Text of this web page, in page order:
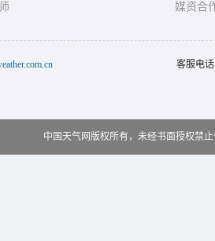
媒资合
客服电
中国天气网版权所有，未经书面授权